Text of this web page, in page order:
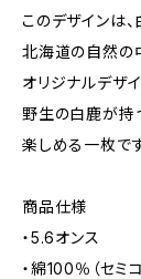
このデザインは
北海道の自然の
オリジナルデザイ
野生の白鹿が持
楽しめる一枚です
商品仕様
・5.6オンス
・綿100％（セミ